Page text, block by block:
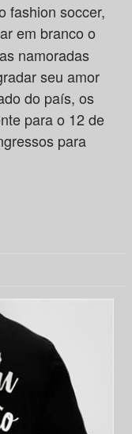
fashion soccer,
em branco o
namoradas
seu amor
do país, os
para o 12 de
para